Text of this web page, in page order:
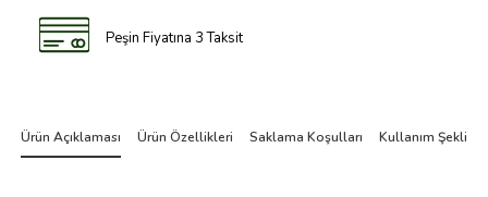
Peşin Fiyatına 3 Taksit
Ürün Açıklaması Ürün Özellikleri Saklama Koşulları Kullanım Şekli